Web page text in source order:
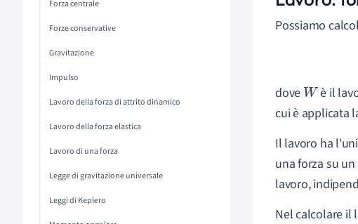
Forza centrale
Forze conservative
Gravitazione
Impulso
Lavoro della forza di attrito dinamico
Lavoro della forza elastica
Lavoro di una forza
Legge di gravitazione universale
Leggi di Keplero
Possiamo
dove W è il
cui è applicata
Il lavoro ha
una forza su
lavoro,
Nel calcolare il